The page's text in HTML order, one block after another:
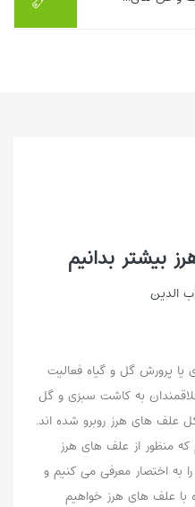
علف‌های هرز در سبزیجات را
بدانیم
الدین
یا پرورش گل و گیاه فعالیت
به کاشت سبزی و گل
علف های هرز روبرو شده اند.
که منظور از علف های هرز
اختصار معرفی می کنیم و
با علف های هرز خواهیم